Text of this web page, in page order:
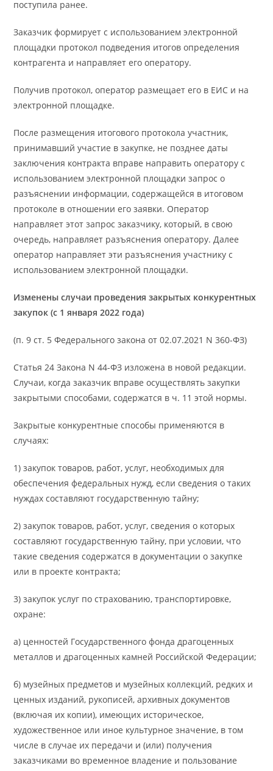
поступила ранее.
Заказчик формирует с использованием электронной
площадки протокол подведения итогов определения
контрагента и направляет его оператору.
Получив протокол, оператор размещает его в ЕИС и на
электронной площадке.
После размещения итогового протокола участник,
принимавший участие в закупке, не позднее даты
заключения контракта вправе направить оператору с
использованием электронной площадки запрос о
разъяснении информации, содержащейся в итоговом
протоколе в отношении его заявки. Оператор
направляет этот запрос заказчику, который, в свою
очередь, направляет разъяснения оператору. Далее
оператор направляет эти разъяснения участнику с
использованием электронной площадки.
Изменены случаи проведения закрытых конкурентных
закупок (с 1 января 2022 года)
(п. 9 ст. 5 Федерального закона от 02.07.2021 N 360-ФЗ)
Статья 24 Закона N 44-ФЗ изложена в новой редакции.
Случаи, когда заказчик вправе осуществлять закупки
закрытыми способами, содержатся в ч. 11 этой нормы.
Закрытые конкурентные способы применяются в
случаях:
1) закупок товаров, работ, услуг, необходимых для
обеспечения федеральных нужд, если сведения о таких
нуждах составляют государственную тайну;
2) закупок товаров, работ, услуг, сведения о которых
составляют государственную тайну, при условии, что
такие сведения содержатся в документации о закупке
или в проекте контракта;
3) закупок услуг по страхованию, транспортировке,
охране:
а) ценностей Государственного фонда драгоценных
металлов и драгоценных камней Российской Федерации;
б) музейных предметов и музейных коллекций, редких и
ценных изданий, рукописей, архивных документов
(включая их копии), имеющих историческое,
художественное или иное культурное значение, в том
числе в случае их передачи и (или) получения
заказчиками во временное владение и пользование